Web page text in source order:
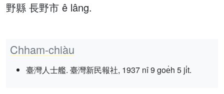
野縣 長野市 ê lâng.
Chham-chiàu
臺灣人士艦. 臺灣新民報社, 1937 nî 9 goe̍h 5 ji̍t.